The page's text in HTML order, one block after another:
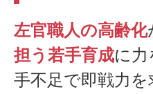
左官職人の高齢化
担う若手育成に
手不足で即戦力